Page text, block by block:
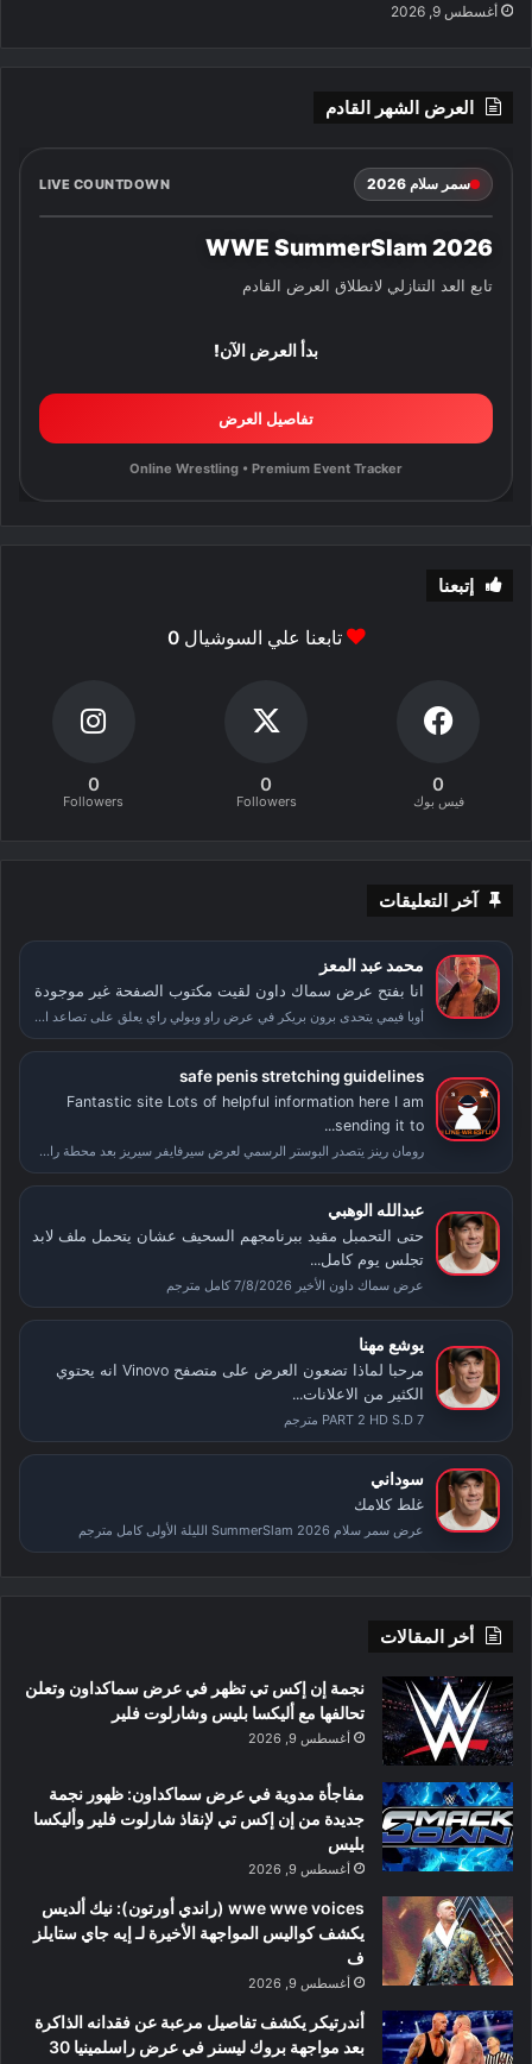
أغسطس 9, 2026
العرض الشهر القادم
سمر سلام 2026 LIVE COUNTDOWN
WWE SummerSlam 2026
تابع العد التنازلي لانطلاق العرض القادم
بدأ العرض الآن!
تفاصيل العرض
Online Wrestling • Premium Event Tracker
إتبعنا
تابعنا علي السوشيال0
0
فيس بوك
0
Followers
0
Followers
آخر التعليقات
محمد عبد المعز
انا بفتح عرض سماك داون لقيت مكتوب الصفحة غير موجودة
أوبا فيمي يتحدى برون بريكر في عرض راو وبولي راي يعلق على تصاعد الأحداث بعد سمر سلام
safe penis stretching guidelines
Fantastic site Lots of helpful information here I am
sending it to...
رومان رينز يتصدر البوستر الرسمي لعرض سيرفايفر سيريز بعد محطة راسلمينيا
عبدالله الوهبي
حتى التحمبل مقيد ببرنامجهم السحيف عشان يتحمل ملف لابد
تجلس يوم كامل...
عرض سماك داون الأخير 7/8/2026 كامل مترجم
يوشع مهنا
مرحبا لماذا تضعون العرض على متصفح Vinovo انه يحتوي
الكثير من الاعلانات...
PART 2 HD S.D 7 مترجم
سوداني
غلط كلامك
عرض سمر سلام SummerSlam 2026 الليلة الأولى كامل مترجم
أخر المقالات
نجمة إن إكس تي تظهر في عرض سماكداون وتعلن
تحالفها مع أليكسا بليس وشارلوت فلير
أغسطس 9, 2026
مفاجأة مدوية في عرض سماكداون: ظهور نجمة
جديدة من إن إكس تي لإنقاذ شارلوت فلير وأليكسا
بليس
أغسطس 9, 2026
wwe wwe voices (راندي أورتون): نيك ألديس
يكشف كواليس المواجهة الأخيرة لـ إيه جاي ستايلز
ف
أغسطس 9, 2026
أندرتيكر يكشف تفاصيل مرعبة عن فقدانه الذاكرة
بعد مواجهة بروك ليسنر في عرض راسلمينيا 30